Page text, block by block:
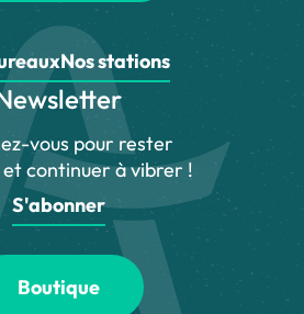
Nos stations
vous pour rester
continuer à vibrer !
S'abonner
Boutique